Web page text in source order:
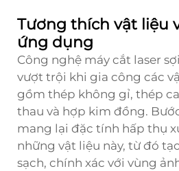
Tương thích vật liệu
ứng dụng
Công nghệ máy cắt laser
vượt trội khi gia công các
gồm thép không gỉ, thép
thau và hợp kim đồng.
mang lại đặc tính hấp thụ
những vật liệu này, từ đó
sạch, chính xác với vùng